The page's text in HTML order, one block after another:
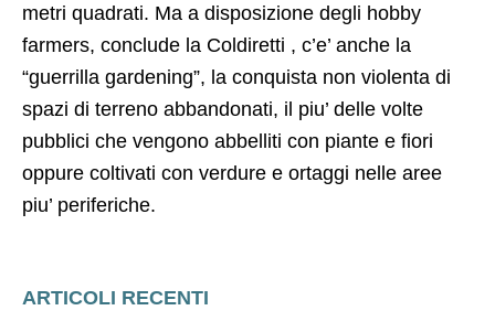
metri quadrati. Ma a disposizione degli hobby
farmers, conclude la Coldiretti , c’e’ anche la
“guerrilla gardening”, la conquista non violenta di
spazi di terreno abbandonati, il piu’ delle volte
pubblici che vengono abbelliti con piante e fiori
oppure coltivati con verdure e ortaggi nelle aree
piu’ periferiche.
ARTICOLI RECENTI